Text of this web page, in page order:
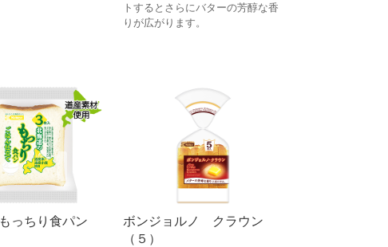
トするとさらにバターの芳醇な香
りが広がります。
っちり食パン
ボンジョルノ クラウン
（５）